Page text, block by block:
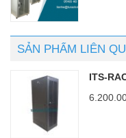
SẢN PHẨM LIÊN
ITS-